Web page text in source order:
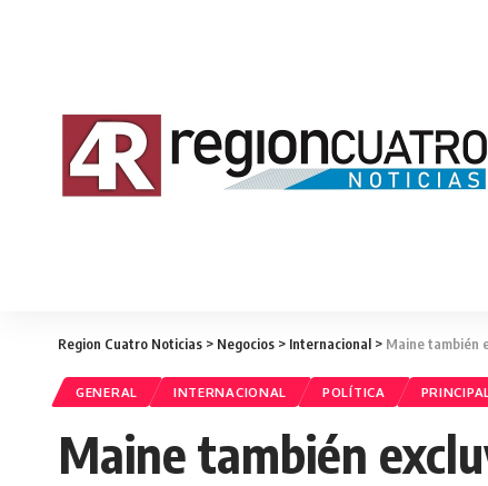
Region Cuatro Noticias > Negocios > Internacional > Maine también
GENERAL INTERNACIONAL POLÍTICA
Maine también